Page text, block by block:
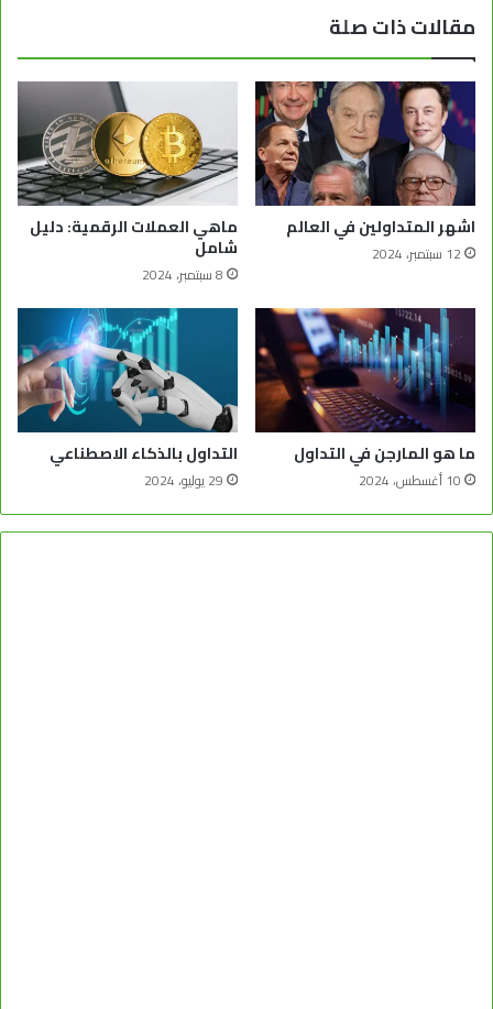
مقالات ذات صلة
اشهر المتداولين في العالم
12 سبتمبر، 2024
ماهي العملات الرقمية: دليل
شامل
8 سبتمبر، 2024
ما هو المارجن في التداول
10 أغسطس، 2024
التداول بالذكاء الاصطناعي
29 يوليو، 2024